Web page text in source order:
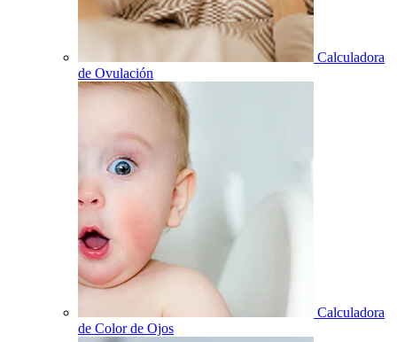
Calculadora
de Ovulación
Calculadora
de Color de Ojos